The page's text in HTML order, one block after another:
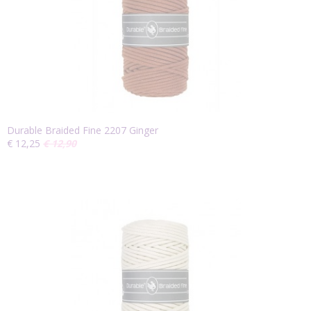
Durable Braided Fine 2207 Ginger
€ 12,25 € 12,90